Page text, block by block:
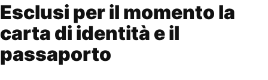
Esclusi per il momento la
carta di identità e il
passaporto